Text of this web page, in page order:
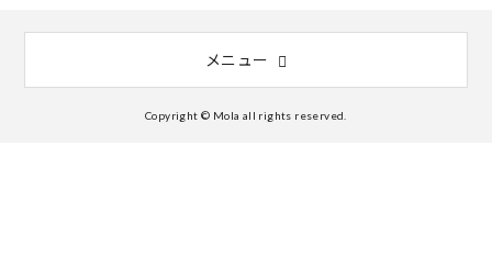
メニュー
Copyright © Mola all rights reserved.